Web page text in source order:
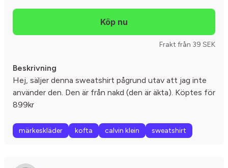
Frakt från 39 SEK
Beskrivning
Hej, säljer denna sweatshirt pågrund utav att jag inte
använder den. Den är från nakd (den är äkta). Köptes för
899kr
märkeskläder kofta calvin klein sweatshirt